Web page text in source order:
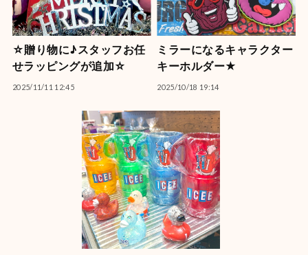
☆贈り物に♪スタッフお任
せラッピングが追加☆
2025/11/11 12:45
ミラーになるキャラクター
キーホルダー★
2025/10/18 19:14